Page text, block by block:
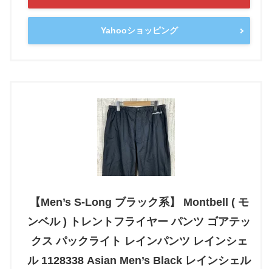
Yahooショッピング
【Men’s S-Long ブラック系】 Montbell ( モ
ンベル ) トレントフライヤー パンツ ゴアテッ
クス パックライト レインパンツ レインシェ
ル 1128338 Asian Men’s Black レインシェル